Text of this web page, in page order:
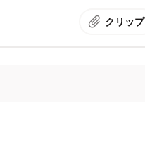
クリップ